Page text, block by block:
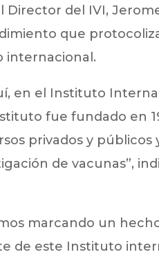
del IVI,
que
internacional.
en el Instituto
fue fundado en
privados y
de vacunas”,
marcando un
de este Instituto